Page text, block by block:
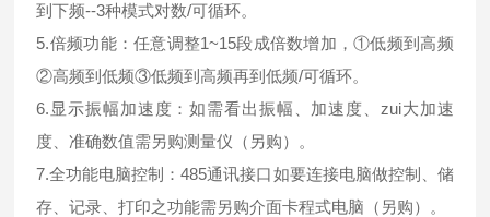
到下频--3种模式对数/可循环。
5.倍频功能：任意调整1~15段成倍数增加，①低频到高频
②高频到低频③低频到高频再到低频/可循环。
6.显示振幅加速度：如需看出振幅、加速度、zui大加速
度、准确数值需另购测量仪（另购）。
7.全功能电脑控制：485通讯接口如要连接电脑做控制、储
存、记录、打印之功能需另购介面卡程式电脑（另购）。